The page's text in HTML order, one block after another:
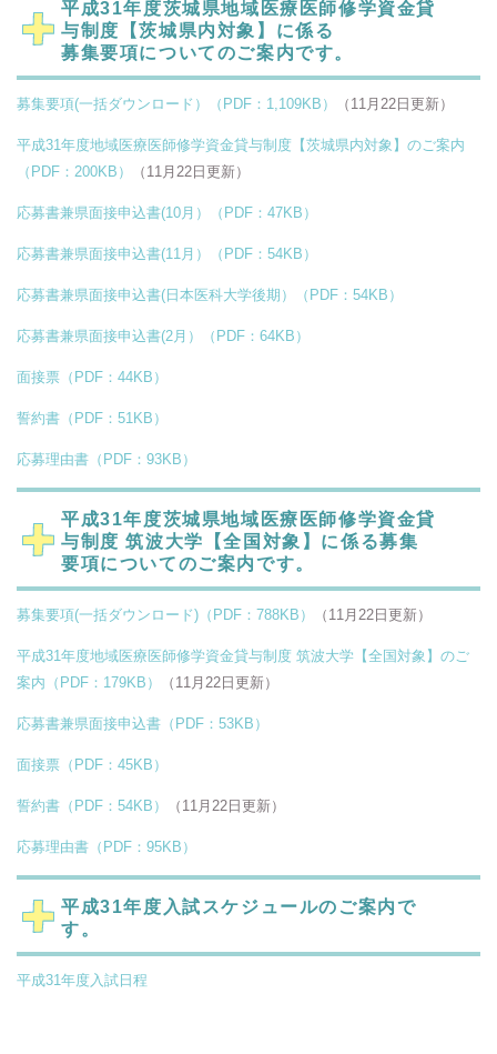
平成31年度茨城県地域医療医師修学資金貸
与制度【茨城県内対象】に係る
募集要項についてのご案内です。
募集要項(一括ダウンロード）（PDF：1,109KB） （11月22日更新）
平成31年度地域医療医師修学資金貸与制度【茨城県内対象】のご案内
（PDF：200KB）
（11月22日更新）
応募書兼県面接申込書(10月）（PDF：47KB）
応募書兼県面接申込書(11月）（PDF：54KB）
応募書兼県面接申込書(日本医科大学後期）（PDF：54KB）
応募書兼県面接申込書(2月）（PDF：64KB）
面接票（PDF：44KB）
誓約書（PDF：51KB）
応募理由書（PDF：93KB）
平成31年度茨城県地域医療医師修学資金貸
与制度 筑波大学【全国対象】に係る募集
要項についてのご案内です。
募集要項(一括ダウンロード)（PDF：788KB） （11月22日更新）
平成31年度地域医療医師修学資金貸与制度 筑波大学【全国対象】のご
案内（PDF：179KB）
（11月22日更新）
応募書兼県面接申込書（PDF：53KB）
面接票（PDF：45KB）
誓約書（PDF：54KB） （11月22日更新）
応募理由書（PDF：95KB）
平成31年度入試スケジュールのご案内で
す。
平成31年度入試日程